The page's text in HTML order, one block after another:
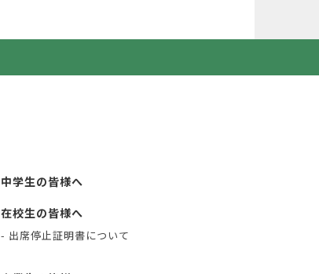
中学生の皆様へ
在校生の皆様へ
- 出席停止証明書について